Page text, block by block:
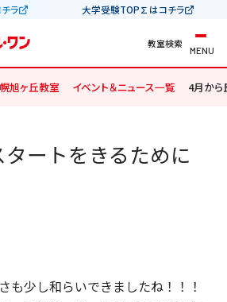
ラ 大学受験TOP∑はコチラ
教室検索
MENU
旭ヶ丘教室 イベント＆ニュース一覧 4月から
ートをきるために
も少し和らいできましたね！！！